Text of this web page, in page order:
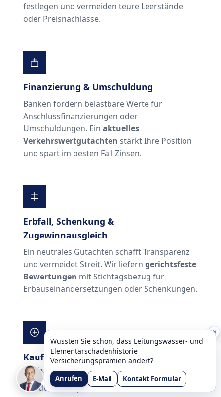
festlegen und vermeiden teure Leerstände
oder Preisnachlässe.
Finanzierung & Umschuldung
Banken fordern belastbare Werte für
Anschlussfinanzierungen oder
Umschuldungen. Einaktuelles
Verkehrswertgutachten stärkt Ihre Position
und spart im besten Fall Zinsen.
Erbfall, Schenkung &
Zugewinnausgleich
Ein neutrales Gutachten schafft Transparenz
und vermeidet Streit. Wir lieferngerichtsfeste
Bewertungen mit Stichtagsbezug für
Erbauseinandersetzungen oder Schenkungen.
Kaufentscheidung &
Verhandlungsbasis
Vor dem Kauf prüfen wirWert, Zustand und
×
Wussten Sie schon, dass Leitungswasser- und
Elementarschadenhistorie
Versicherungsprämien ändert?
Anrufen E-Mail Kontakt Formular